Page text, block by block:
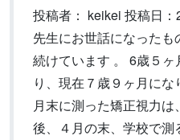
投稿者： keikei 投稿日
先生にお世話になった
続けています 。 6歳５
り、現在７歳９ヶ月に
月末に測った矯正視力
後、４月の末、学校で